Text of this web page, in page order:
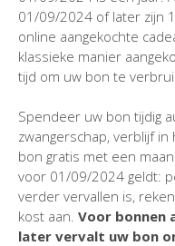
01/09/2024 of later zijn
online aangekochte
klassieke manier
tijd om uw bon te
Spendeer uw bon tijdig
zwangerschap, verblijf
bon gratis met een
voor 01/09/2024 geldt:
verder vervallen is,
kost aan. Voor bonnen
later vervalt uw bon